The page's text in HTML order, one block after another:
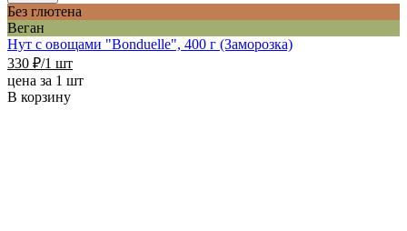
Без глютена
Веган
Нут с овощами "Bonduelle", 400 г (Заморозка)
330 ₽/1 шт
цена за 1 шт
В корзину